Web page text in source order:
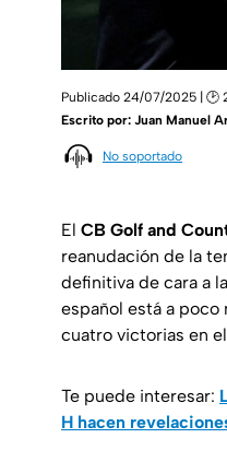
Publicado 24/07/2025 | 🕑
Escrito por: Juan Manuel
No soportado
El CB Golf and
reanudación de la
definitiva de cara a
español está a poco
cuatro victorias en
Te puede interesar:
H hacen